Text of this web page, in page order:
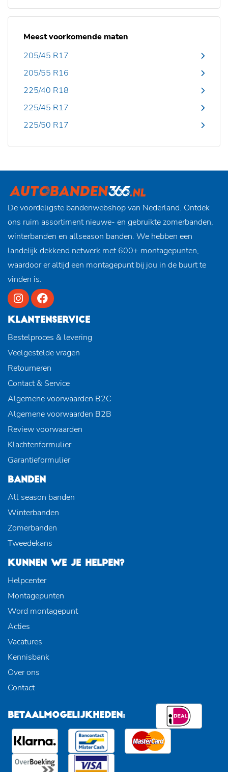
Meest voorkomende maten
205/45 R17
205/55 R16
225/40 R18
225/45 R17
225/50 R17
De voordeligste bandenwebshop van Nederland. Ontdek
ons ruim assortiment nieuwe- en gebruikte zomerbanden,
winterbanden en allseason banden. We hebben een
landelijk dekkend netwerk met 600+ montagepunten,
waardoor er altijd een montagepunt bij jou in de buurt te
vinden is.
KLANTENSERVICE
Bestelproces & levering
Veelgestelde vragen
Retourneren
Contact & Service
Algemene voorwaarden B2C
Algemene voorwaarden B2B
Review voorwaarden
Klachtenformulier
Garantieformulier
BANDEN
All season banden
Winterbanden
Zomerbanden
Tweedekans
KUNNEN WE JE HELPEN?
Helpcenter
Montagepunten
Word montagepunt
Acties
Vacatures
Kennisbank
Over ons
Contact
BETAALMOGELIJKHEDEN: